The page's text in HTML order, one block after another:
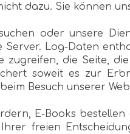
dazu. Sie können
oder unsere
Server. Log-Daten
zugreifen, die Seite,
soweit es zur
Besuch unserer
E-Books
freien